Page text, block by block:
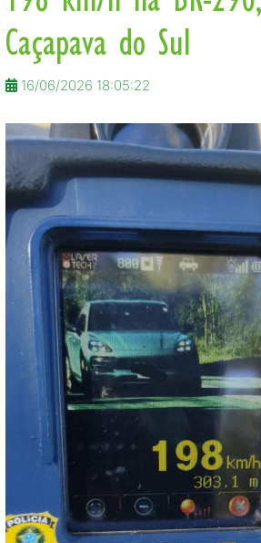
Caçapava do Sul
16/06/2026 18:05:22